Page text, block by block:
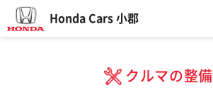
Honda Cars 小郡
クルマの整備